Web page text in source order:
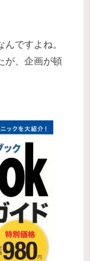
ですよね。
が、企画が頓